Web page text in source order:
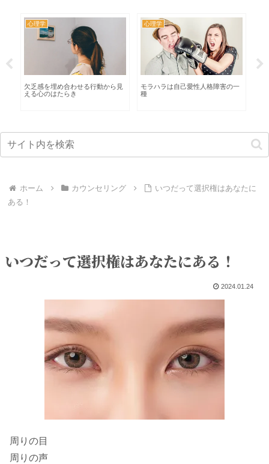
心理学
欠乏感を埋め合わせる行動から見
える心のはたらき
心理学
モラハラは自己愛性人格障害の一
種
ホーム カウンセリング
いつだって選択権はあなたに
ある！
いつだって選択権はあなたにある！
2024.01.24
周りの目
周りの声